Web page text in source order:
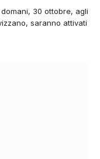
30 ottobre, agli
saranno attivati